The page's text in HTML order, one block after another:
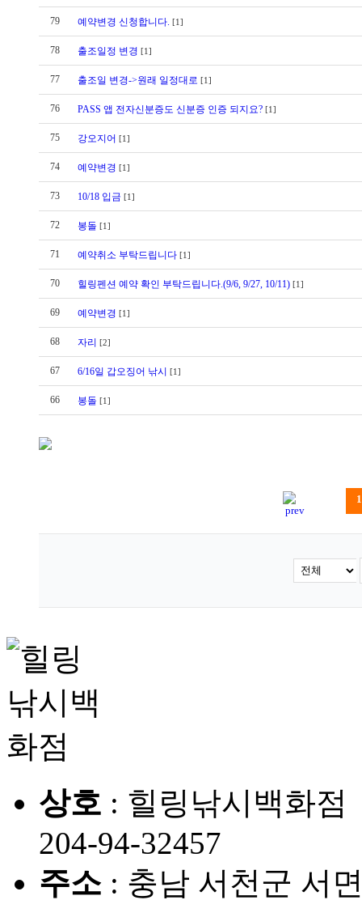
79 예약변경 신청합니다. [1]
78 출조일정 변경 [1]
77 출조일 변경->원래 일정대로 [1]
76 PASS 앱 전자신분증도 신분증 인증 되지요? [1]
75 강오지어 [1]
74 예약변경 [1]
73 10/18 입금 [1]
72 봉돌 [1]
71 예약취소 부탁드립니다 [1]
70 힐링펜션 예약 확인 부탁드립니다.(9/6, 9/27, 10/11) [1]
69 예약변경 [1]
68 자리 [2]
67 6/16일 갑오징어 낚시 [1]
66 봉돌 [1]
1
상호 : 힐링낚시백화
204-94-32457
주소 : 충남 서천군 서